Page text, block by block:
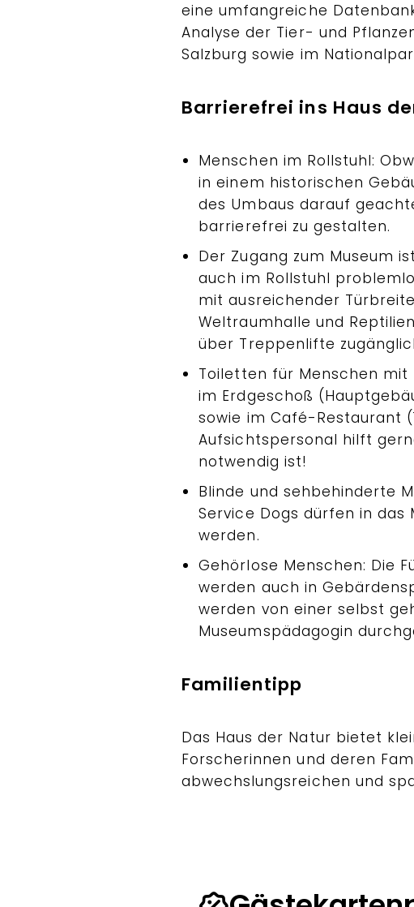
eine umfangreiche
Analyse der Tier- und
Salzburg sowie im
Barrierefrei ins Haus
Menschen im Rollstuhl:
in einem historischen
des Umbaus darauf
barrierefrei zu gestalten.
Der Zugang zum Museum
auch im Rollstuhl
mit ausreichender
Weltraumhalle und
über Treppenlifte
Toiletten für Menschen
im Erdgeschoß
sowie im Café-Restaurant
Aufsichtspersonal hilft
notwendig ist!
Blinde und sehbehinderte
Service Dogs dürfen in
werden.
Gehörlose Menschen: Die
werden auch in
werden von einer selbst
Museumspädagogin
Familientipp
Das Haus der Natur bietet
Forscherinnen und deren
abwechslungsreichen und